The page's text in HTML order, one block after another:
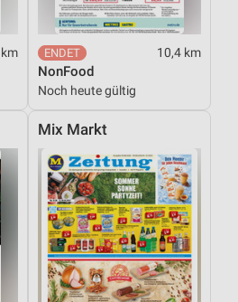
10,4 km
NonFood
Noch heute gültig
Mix Markt
zur Auswahl
von Inhalten
durch Statistiken oder
aus verschiedenen
der Angebote
Daten zur Auswahl von